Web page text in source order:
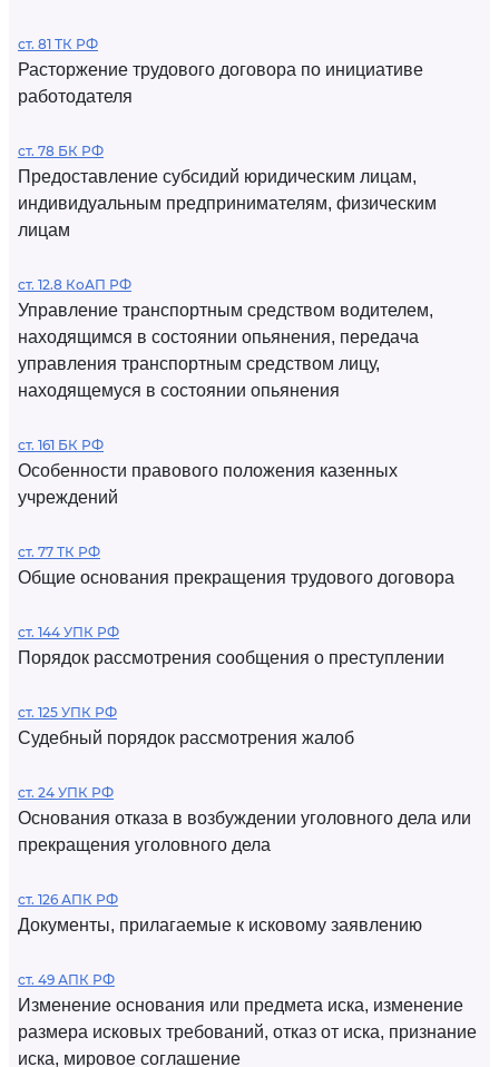
ст. 81 ТК РФ
Расторжение трудового договора по инициативе
работодателя
ст. 78 БК РФ
Предоставление субсидий юридическим лицам,
индивидуальным предпринимателям, физическим
лицам
ст. 12.8 КоАП РФ
Управление транспортным средством водителем,
находящимся в состоянии опьянения, передача
управления транспортным средством лицу,
находящемуся в состоянии опьянения
ст. 161 БК РФ
Особенности правового положения казенных
учреждений
ст. 77 ТК РФ
Общие основания прекращения трудового договора
ст. 144 УПК РФ
Порядок рассмотрения сообщения о преступлении
ст. 125 УПК РФ
Судебный порядок рассмотрения жалоб
ст. 24 УПК РФ
Основания отказа в возбуждении уголовного дела или
прекращения уголовного дела
ст. 126 АПК РФ
Документы, прилагаемые к исковому заявлению
ст. 49 АПК РФ
Изменение основания или предмета иска, изменение
размера исковых требований, отказ от иска, признание
иска, мировое соглашение